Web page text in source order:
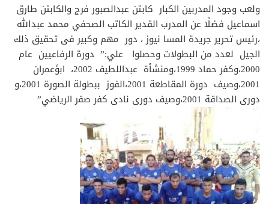
ولعب وجود المدربين الكبار كابتن عبدالصبور فرج والكابتن طارق
اسماعيل فضلًا عن المدرب القدير الكاتب الصحفي محمد عبدالله
،رئيس تحرير جريدة المسا نيوز ، دور مهم وكبير فى تحقيق ذلك
الجيل لعدد من البطولات وحصلوا علي:” دورة الرفاعيين عام
2000،وكفر حماد 1999،ومنشأة عبداللطيف 2002، ابوًعمران
2001،وصيف دورة المقاطعة 2001،الفوز ببطولة الصورة 2001،و
دورى الصداقة 2001،وصيف دورى نادى كفر صقر الرياضي”